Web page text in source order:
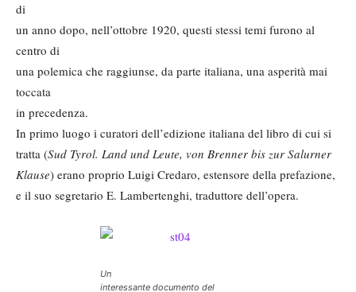
di
un anno dopo, nell’ottobre 1920, questi stessi temi furono al
centro di
una polemica che raggiunse, da parte italiana, una asperità mai
toccata
in precedenza.
In primo luogo i curatori dell’edizione italiana del libro di cui si
tratta (Sud Tyrol. Land und Leute, von Brenner bis zur Salurner
Klause) erano proprio Luigi Credaro, estensore della prefazione,
e il suo segretario E. Lambertenghi, traduttore dell’opera.
Un
interessante documento del